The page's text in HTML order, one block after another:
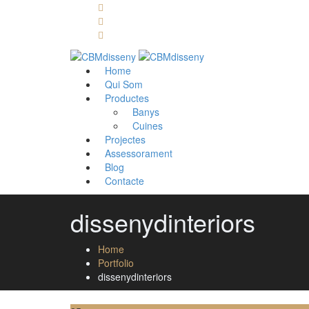
Home
Qui Som
Productes
Banys
Cuines
Projectes
Assessorament
Blog
Contacte
dissenydinteriors
Home
Portfolio
dissenydinteriors